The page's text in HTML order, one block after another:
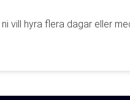
ni vill hyra flera dagar eller